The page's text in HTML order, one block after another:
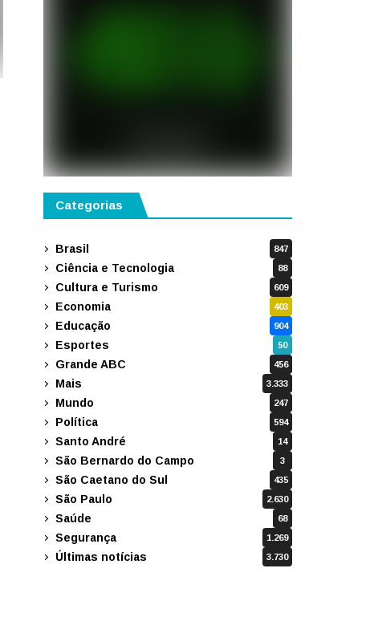
Categorias
Brasil 847
Ciência e Tecnologia 88
Cultura e Turismo 609
Economia 403
Educação 904
Esportes 50
Grande ABC 456
Mais 3.333
Mundo 247
Política 594
Santo André 14
São Bernardo do Campo 3
São Caetano do Sul 435
São Paulo 2.630
Saúde 68
Segurança 1.269
Últimas notícias 3.730